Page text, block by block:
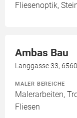
Fliesenoptik,
Ambas Bau
Langgasse 33,
MALER BEREICHE
Malerarbeiten,
Fliesen